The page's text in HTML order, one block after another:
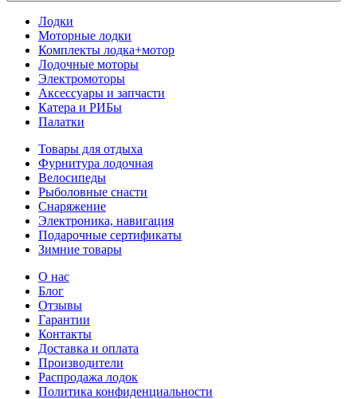
Лодки
Моторные лодки
Комплекты лодка+мотор
Лодочные моторы
Электромоторы
Аксессуары и запчасти
Катера и РИБы
Палатки
Товары для отдыха
Фурнитура лодочная
Велосипеды
Рыболовные снасти
Снаряжение
Электроника, навигация
Подарочные сертификаты
Зимние товары
О нас
Блог
Отзывы
Гарантии
Контакты
Доставка и оплата
Производители
Распродажа лодок
Политика конфиденциальности